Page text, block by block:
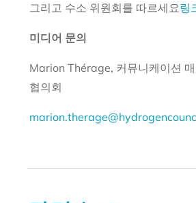
그리고 수소 위원회를 따르세요링
미디어 문의
Marion Thérage, 커뮤니케이션
협의회